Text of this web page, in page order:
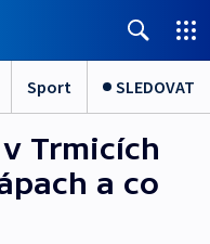
Sport SLEDOVAT
Trmicích
a co